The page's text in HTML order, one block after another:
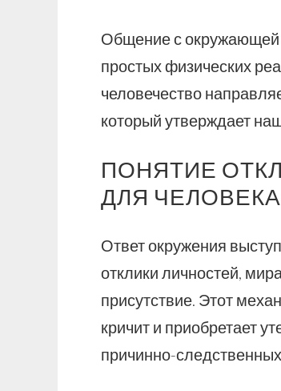
Общение с окружающей
простых физических
человечество
который утверждает
ПОНЯТИЕ
ДЛЯ ЧЕЛОВЕКА
Ответ окружения
отклики личностей,
присутствие. Этот
кричит и приобретает
причинно-